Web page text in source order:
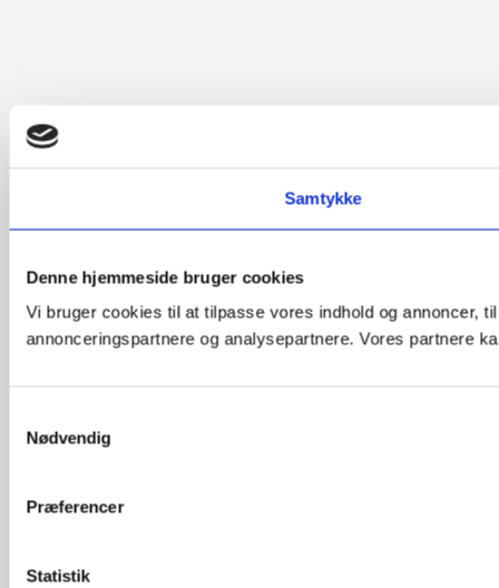
Samtykke
Denne hjemmeside bruger cookies
Vi bruger cookies til at tilpasse vores indhold og annoncer,
annonceringspartnere og analysepartnere. Vores partnere
Nødvendig
Præferencer
Statistik